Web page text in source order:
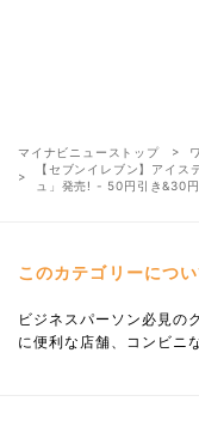
マイナビニューストップ
【セブンイレブン】アイ
ュ」発売! - 50円引き&30
このカテゴリーについ
ビジネスパーソン必見の
に便利な店舗、コンビニ